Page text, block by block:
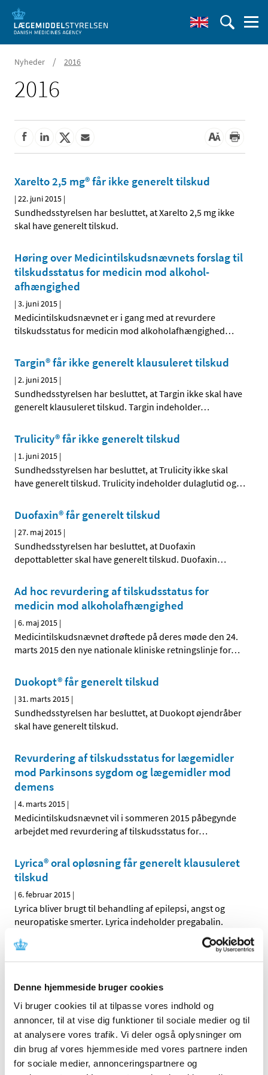
Denne hjemmeside bruger cookies
Vi bruger cookies til at tilpasse vores indhold og
annoncer, til at vise dig funktioner til sociale medier og til
at analysere vores trafik. Vi deler også oplysninger om
din brug af vores hjemmeside med vores partnere inden
for sociale medier, annonceringspartnere og
Nyheder / 2016
2016
Xarelto 2,5 mg® får ikke generelt tilskud
|22. juni 2015 |
Sundhedsstyrelsen har besluttet, at Xarelto 2,5 mg ikke
skal have generelt tilskud.
Høring over Medicintilskuds­nævnets forslag til
tilskudsstatus for medicin mod alkohol­
afhængighed
|3. juni 2015 |
Medicintilskudsnævnet er i gang med at revurdere
tilskudsstatus for medicin mod alkoholafhængighed…
Targin® får ikke generelt klausuleret tilskud
|2. juni 2015 |
Sundhedsstyrelsen har besluttet, at Targin ikke skal have
generelt klausuleret tilskud. Targin indeholder…
Trulicity® får ikke generelt tilskud
| 1. juni 2015 |
Sundhedsstyrelsen har besluttet, at Trulicity ikke skal
have generelt tilskud. Trulicity indeholder dulaglutid og…
Duofaxin® får generelt tilskud
|27. maj 2015 |
Sundhedsstyrelsen har besluttet, at Duofaxin
depottabletter skal have generelt tilskud. Duofaxin…
Ad hoc revurdering af tilskudsstatus for
medicin mod alkoholafhængighed
|6. maj 2015 |
Medicintilskudsnævnet drøftede på deres møde den 24.
marts 2015 den nye nationale kliniske retningslinje for…
Duokopt® får generelt tilskud
|31. marts 2015 |
Sundhedsstyrelsen har besluttet, at Duokopt øjendråber
skal have generelt tilskud.
Revurdering af tilskudsstatus for lægemidler
mod Parkinsons sygdom og lægemidler mod
demens
|4. marts 2015 |
Medicintilskudsnævnet vil i sommeren 2015 påbegynde
arbejdet med revurdering af tilskudsstatus for…
Lyrica® oral opløsning får generelt klausuleret
tilskud
|6. februar 2015 |
Lyrica bliver brugt til behandling af epilepsi, angst og
neuropatiske smerter. Lyrica indeholder pregabalin.
Voltabak® får generelt tilskud
Voltabak øjendråber bliver brugt til behandling af gener
Daivobet gel m applikator® får generelt tilskud
|28. januar 2015|
Sundhedsstyrelsen giver generelt tilskud til Daivobet gel